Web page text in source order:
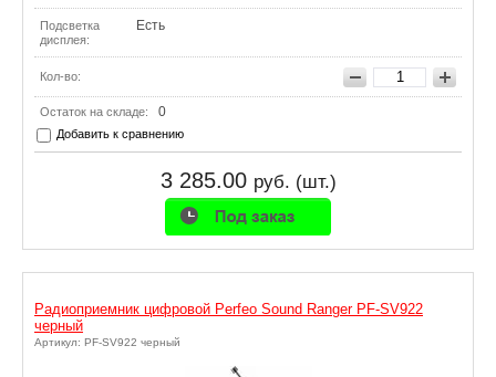
Подсветка
дисплея:
Есть
Кол-во:
Остаток на складе: 0
Добавить к сравнению
3 285.00 руб. (шт.)
Радиоприемник цифровой Perfeo Sound Ranger PF-SV922
черный
Артикул: PF-SV922 черный